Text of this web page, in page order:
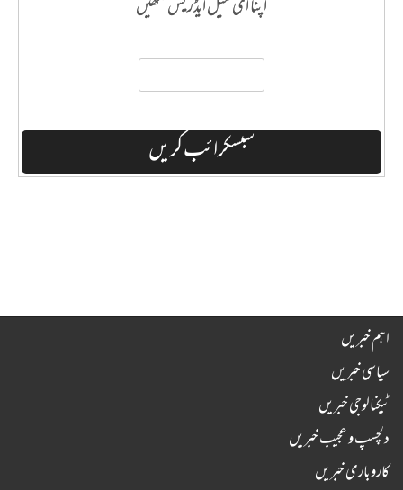
اپنا ای میل ایڈریس لکھیں
اہم خبریں
سیاسی خبریں
ٹیکنالوجی خبریں
دلچسپ و عجیب خبریں
کاروباری خبریں